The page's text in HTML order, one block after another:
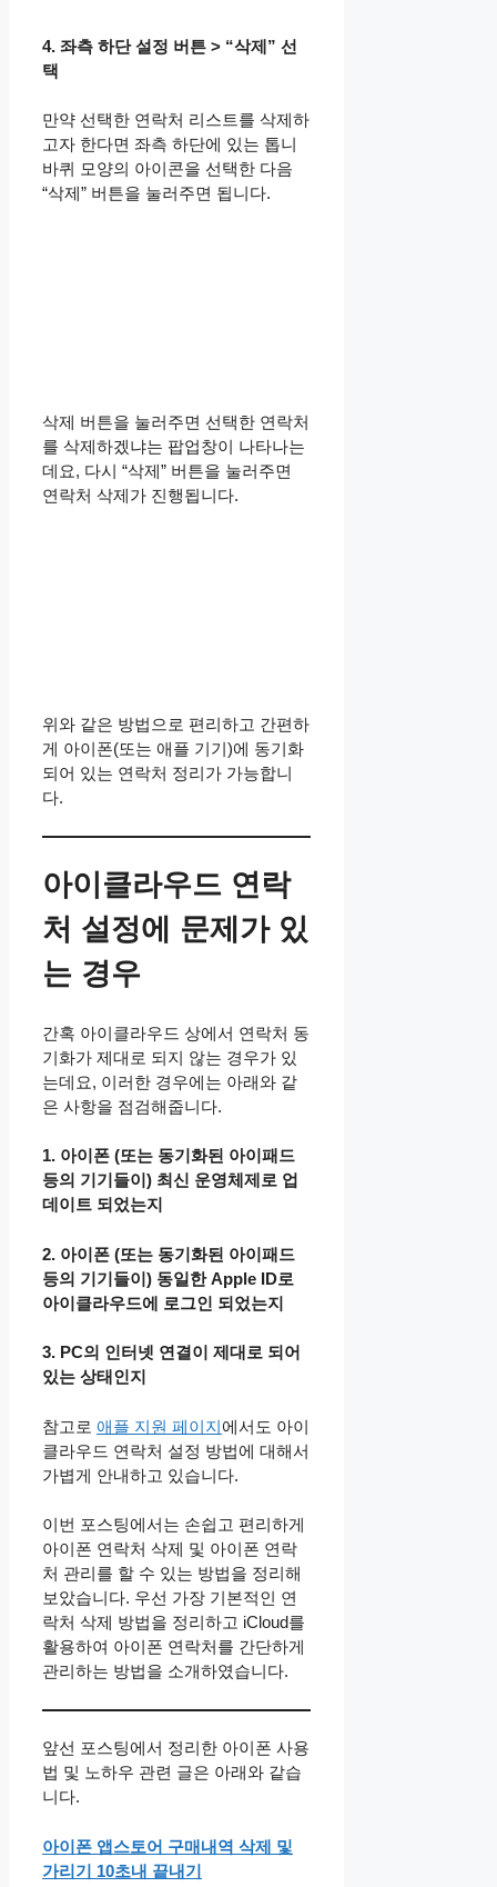
4. 좌측 하단 설정 버튼 > “삭제” 선
택
만약 선택한 연락처 리스트를 삭제하
고자 한다면 좌측 하단에 있는 톱니
바퀴 모양의 아이콘을 선택한 다음
“삭제” 버튼을 눌러주면 됩니다.
삭제 버튼을 눌러주면 선택한 연락처
를 삭제하겠냐는 팝업창이 나타나는
데요, 다시 “삭제” 버튼을 눌러주면
연락처 삭제가 진행됩니다.
위와 같은 방법으로 편리하고 간편하
게 아이폰(또는 애플 기기)에 동기화
되어 있는 연락처 정리가 가능합니
다.
아이클라우드 연락
처 설정에 문제가 있
는 경우
간혹 아이클라우드 상에서 연락처 동
기화가 제대로 되지 않는 경우가 있
는데요, 이러한 경우에는 아래와 같
은 사항을 점검해줍니다.
1. 아이폰 (또는 동기화된 아이패드
등의 기기들이) 최신 운영체제로 업
데이트 되었는지
2. 아이폰 (또는 동기화된 아이패드
등의 기기들이) 동일한 Apple ID로
아이클라우드에 로그인 되었는지
3. PC의 인터넷 연결이 제대로 되어
있는 상태인지
참고로 애플 지원 페이지에서도 아이
클라우드 연락처 설정 방법에 대해서
가볍게 안내하고 있습니다.
이번 포스팅에서는 손쉽고 편리하게
아이폰 연락처 삭제 및 아이폰 연락
처 관리를 할 수 있는 방법을 정리해
보았습니다. 우선 가장 기본적인 연
락처 삭제 방법을 정리하고 iCloud를
활용하여 아이폰 연락처를 간단하게
관리하는 방법을 소개하였습니다.
​앞선 포스팅에서 정리한 아이폰 사용
법 및 노하우 관련 글은 아래와 같습
니다.
아이폰 앱스토어 구매내역 삭제 및
가리기 10초내 끝내기